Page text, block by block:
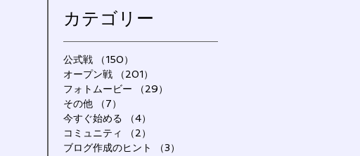
カテゴリー
公式戦 （150）
オープン戦
（201）
フォトムービー
（29）
その他
（7）
今すぐ始める
（4）
コミュニティ
（2）
ブログ作成のヒント
（3）